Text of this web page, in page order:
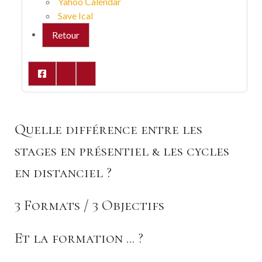
Save Ical
Retour
Quelle différence entre les
stages en présentiel & les cycles
en distanciel ?
3 Formats / 3 Objectifs
Et la formation ... ?